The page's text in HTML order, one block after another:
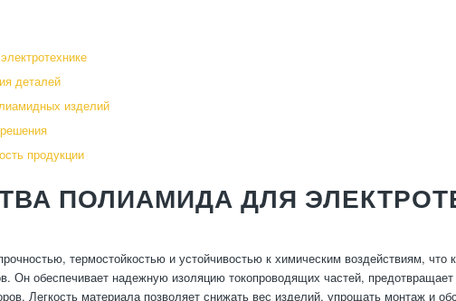
деталей
изделий
продукции
ПОЛИАМИДА ДЛЯ
термостойкостью и устойчивостью к химическим воздействиям, что
Он обеспечивает надежную изоляцию токопроводящих частей,
Легкость материала позволяет снижать вес изделий, упрощать монтаж и